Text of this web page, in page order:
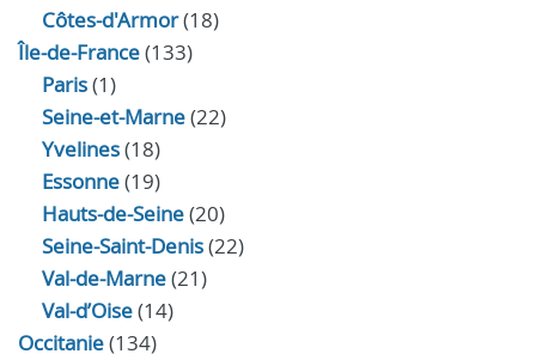
Côtes-d'Armor(18)
Île-de-France(133)
Paris(1)
Seine-et-Marne(22)
Yvelines(18)
Essonne(19)
Hauts-de-Seine(20)
Seine-Saint-Denis(22)
Val-de-Marne(21)
Val-d’Oise(14)
Occitanie(134)